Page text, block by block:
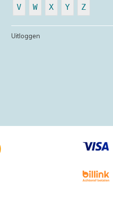
V W X Y Z
Uitloggen